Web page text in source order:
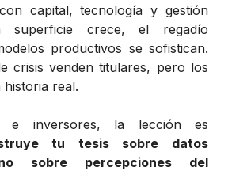
capital, tecnología y gestión
superficie crece, el regadío
productivos se sofistican.
crisis venden titulares, pero los
real.
e inversores, la lección es
tu tesis sobre datos
sobre percepciones del